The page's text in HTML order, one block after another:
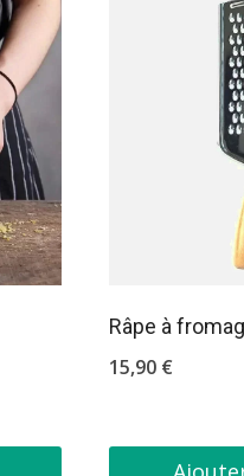
Râpe à
15,90 €